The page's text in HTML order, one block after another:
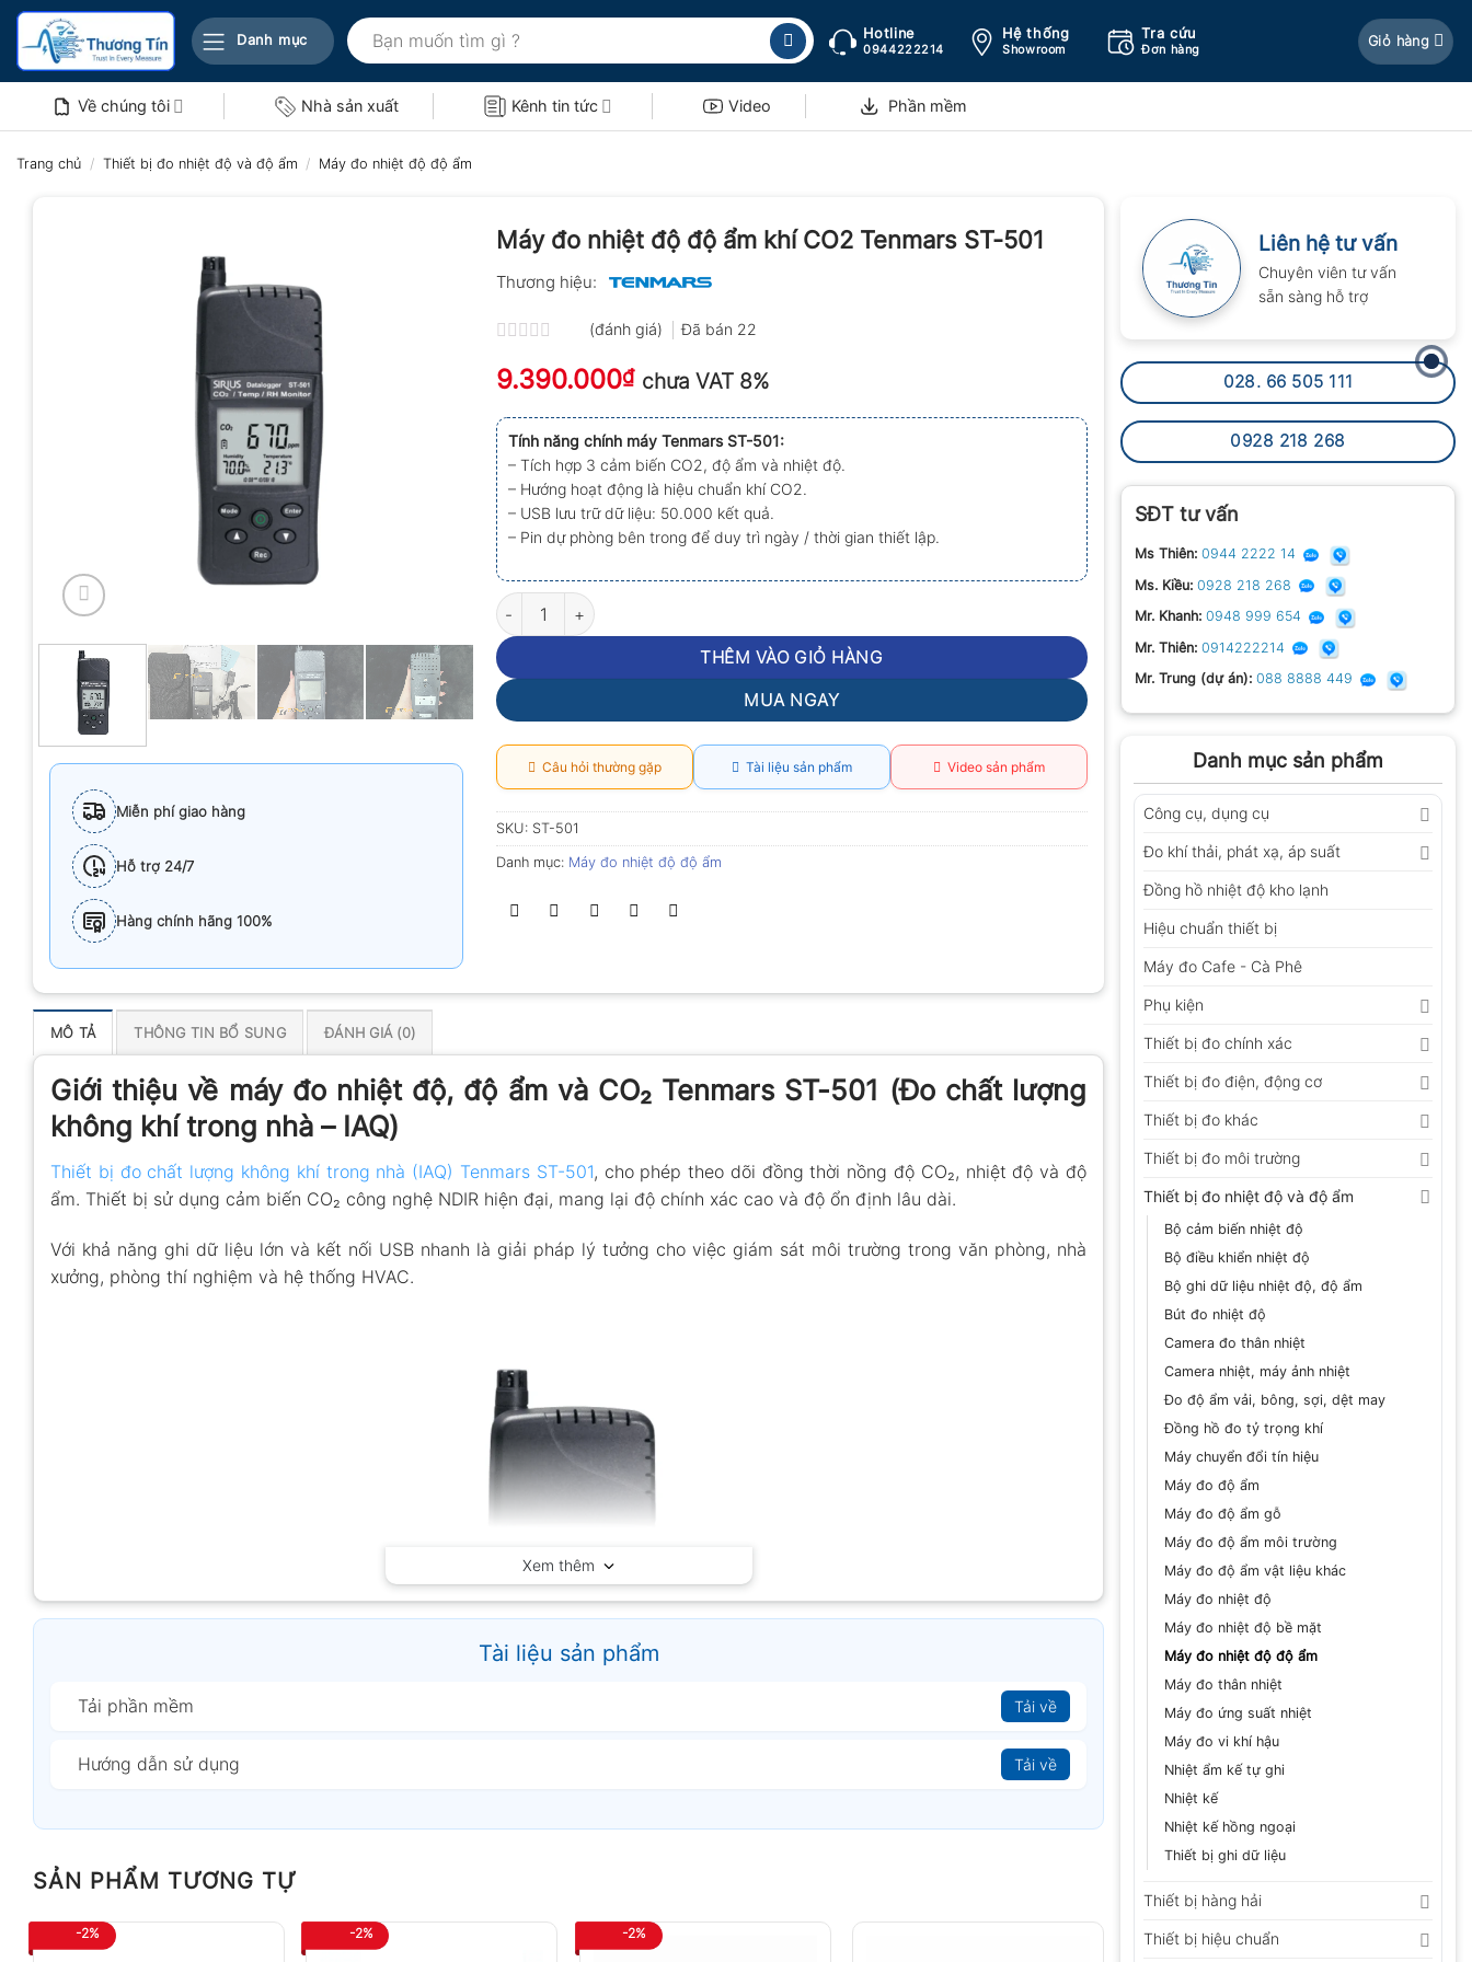
Bỏ
nội
Danh mục
Tìm
kiếm:
Hotline
0944222214
Hệ thống
Showroom
Tra cứu
Đơn hàng
Giỏ hàng
Về chúng tôi Nhà sản xuất Kênh tin tức Video Phần mềm
Trang chủ / Thiết bị đo nhiệt độ và độ ẩm / Máy đo nhiệt độ độ ẩm
Liên hệ tư vấn
Chuyên viên tư vấn
sẵn sàng hỗ trợ
028. 66 505 111
0928 218 268
SĐT tư vấn
Ms Thiên: 0944 2222 14
Ms. Kiều: 0928 218 268
Mr. Khanh: 0948 999 654
Mr. Thiên: 0914222214
Mr. Trung (dự án): 088 8888 449
Danh mục sản phẩm
Công cụ, dụng cụ
Đo khí thải, phát xạ, áp suất
Đồng hồ nhiệt độ kho lạnh
Hiệu chuẩn thiết bị
Máy đo Cafe - Cà Phê
Phụ kiện
Thiết bị đo chính xác
Thiết bị đo điện, động cơ
Thiết bị đo khác
Thiết bị đo môi trường
Thiết bị đo nhiệt độ và độ ẩm
Bộ cảm biến nhiệt độ
Bộ điều khiển nhiệt độ
Bộ ghi dữ liệu nhiệt độ, độ ẩm
Bút đo nhiệt độ
Camera đo thân nhiệt
Camera nhiệt, máy ảnh nhiệt
Đo độ ẩm vải, bông, sợi, dệt may
Đồng hồ đo tỷ trọng khí
Máy chuyển đổi tín hiệu
Máy đo độ ẩm
Máy đo độ ẩm gỗ
Máy đo độ ẩm môi trường
Máy đo độ ẩm vật liệu khác
Máy đo nhiệt độ
Máy đo nhiệt độ bề mặt
Máy đo nhiệt độ độ ẩm
Máy đo thân nhiệt
Máy đo ứng suất nhiệt
Máy đo vi khí hậu
Nhiệt ẩm kế tự ghi
Nhiệt kế
Nhiệt kế hồng ngoại
Thiết bị ghi dữ liệu
Thiết bị hàng hải
Thiết bị hiệu chuẩn
Miễn phí giao hàng
Hỗ trợ 24/7
Hàng chính hãng 100%
Máy đo nhiệt độ độ ẩm khí CO2 Tenmars ST-501
Thương hiệu:
xếp
hạng
5
sao
(đánh giá) Đã bán 22
9.390.000₫ chưa VAT 8%
Tính năng chính máy Tenmars ST-501:
– Tích hợp 3 cảm biến CO2, độ ẩm và nhiệt độ.
– Hướng hoạt động là hiệu chuẩn khí CO2.
– USB lưu trữ dữ liệu: 50.000 kết quả.
– Pin dự phòng bên trong để duy trì ngày / thời gian thiết lập.
Máy đo nhiệt độ độ ẩm khí CO2 Tenmars ST-501 số lượng
THÊM VÀO GIỎ HÀNG
MUA NGAY
Câu hỏi thường gặp Tài liệu sản phẩm Video sản phẩm
SKU: ST-501
Danh mục: Máy đo nhiệt độ độ ẩm
MÔ TẢ THÔNG TIN BỔ SUNG ĐÁNH GIÁ (0)
Giới thiệu về máy đo nhiệt độ, độ ẩm và CO₂ Tenmars ST-501 (Đo chất lượng
không khí trong nhà – IAQ)
Thiết bị đo chất lượng không khí trong nhà (IAQ) Tenmars ST-501, cho phép theo dõi đồng thời nồng độ CO₂, nhiệt độ và độ
ẩm. Thiết bị sử dụng cảm biến CO₂ công nghệ NDIR hiện đại, mang lại độ chính xác cao và độ ổn định lâu dài.
Với khả năng ghi dữ liệu lớn và kết nối USB nhanh là giải pháp lý tưởng cho việc giám sát môi trường trong văn phòng, nhà
xưởng, phòng thí nghiệm và hệ thống HVAC.
Tính năng nổi bật
Xem thêm
Tài liệu sản phẩm
Tải phần mềm Tải về
Hướng dẫn sử dụng Tải về
SẢN PHẨM TƯƠNG TỰ
-2% -2% -2%